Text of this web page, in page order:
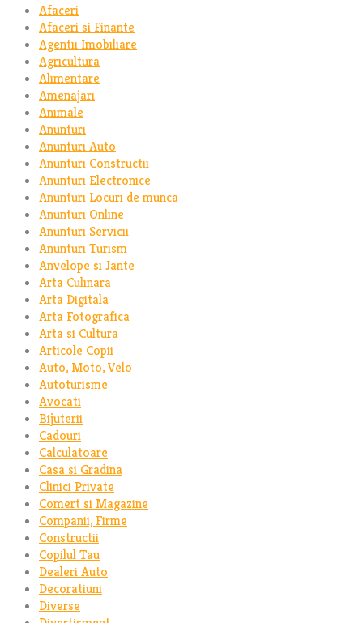
Afaceri
Afaceri si Finante
Agentii Imobiliare
Agricultura
Alimentare
Amenajari
Animale
Anunturi
Anunturi Auto
Anunturi Constructii
Anunturi Electronice
Anunturi Locuri de munca
Anunturi Online
Anunturi Servicii
Anunturi Turism
Anvelope si Jante
Arta Culinara
Arta Digitala
Arta Fotografica
Arta si Cultura
Articole Copii
Auto, Moto, Velo
Autoturisme
Avocati
Bijuterii
Cadouri
Calculatoare
Casa si Gradina
Clinici Private
Comert si Magazine
Companii, Firme
Constructii
Copilul Tau
Dealeri Auto
Decoratiuni
Diverse